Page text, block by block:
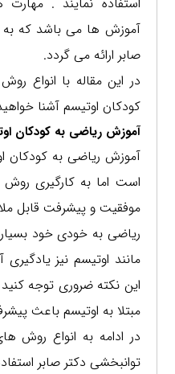
آموزش ها می باشد که
صابر ارائه می گردد.
در این مقاله با انواع
کودکان اوتیسم آشنا
آموزش ریاضی به کودکان
آموزش ریاضی به کودکان
است اما به کارگیری
موفقیت و پیشرفت قابل
ریاضی به خودی خود
مانند اوتیسم نیز
این نکته ضروری توجه
مبتلا به اوتیسم باعث
در ادامه به انواع روش
توانبخشی دکتر صابر